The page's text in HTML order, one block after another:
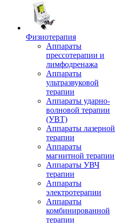
Физиотерапия
Аппараты
прессотерапии и
лимфодренажа
Аппараты
ультразвуковой
терапии
Аппараты ударно-
волновой терапии
(УВТ)
Аппараты лазерной
терапии
Аппараты
магнитной терапии
Аппараты УВЧ
терапии
Аппараты
электротерапии
Аппараты
комбинированной
терапии